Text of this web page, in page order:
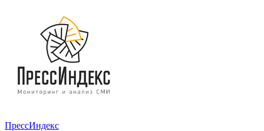
ПрессИндекс